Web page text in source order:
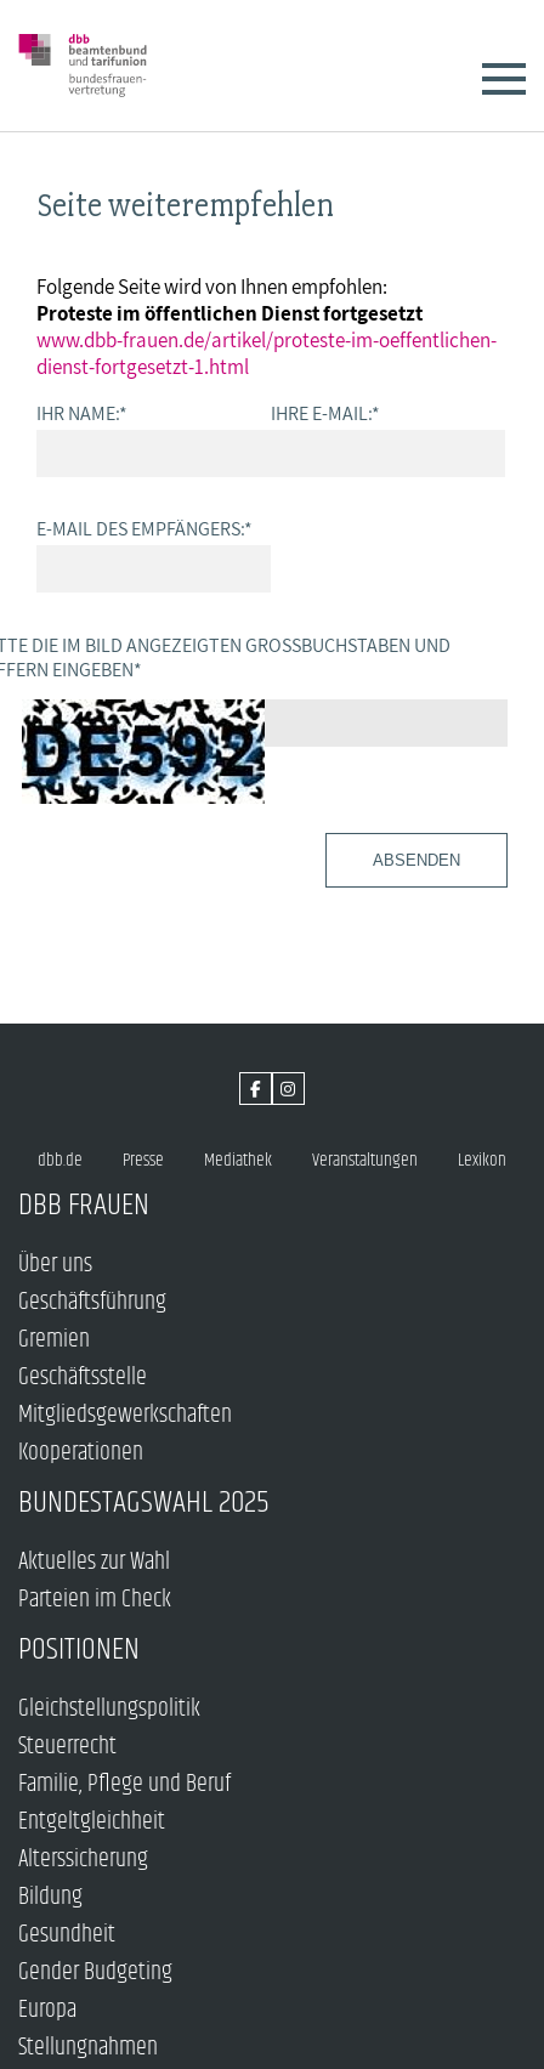
Seite weiterempfehlen
Folgende Seite wird von Ihnen empfohlen:
Proteste im öffentlichen Dienst fortgesetzt
www.dbb-frauen.de/artikel/proteste-im-oeffentlichen-
dienst-fortgesetzt-1.html
IHR NAME:* IHRE E-MAIL:*
E-MAIL DES EMPFÄNGERS:*
DIE IM BILD ANGEZEIGTEN GROSSBUCHSTABEN UND Z
EINGEBEN *
ABSENDEN
dbb.de Presse Mediathek Veranstaltungen Lexikon
DBB FRAUEN
Über uns
Geschäftsführung
Gremien
Geschäftsstelle
Mitgliedsgewerkschaften
Kooperationen
BUNDESTAGSWAHL 2025
Aktuelles zur Wahl
Parteien im Check
POSITIONEN
Gleichstellungspolitik
Steuerrecht
Familie, Pflege und Beruf
Entgeltgleichheit
Alterssicherung
Bildung
Gesundheit
Gender Budgeting
Europa
Stellungnahmen